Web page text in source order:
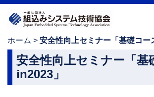
ホーム > 安全性向上セミナー「基礎コー
安全性向上セミナー「基
in2023」